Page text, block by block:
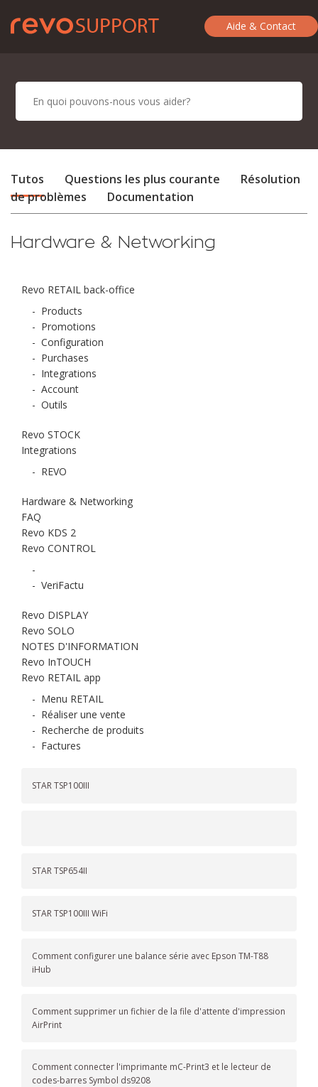
Aide & Contact
Tutos Questions les plus courante
Résolution
de problèmes
Documentation
Hardware & Networking
Revo RETAIL back-office
- Products
- Promotions
- Configuration
- Purchases
- Integrations
- Account
- Outils
Revo STOCK
Integrations
- REVO
Hardware & Networking
FAQ
Revo KDS 2
Revo CONTROL
-
- VeriFactu
Revo DISPLAY
Revo SOLO
NOTES D'INFORMATION
Revo InTOUCH
Revo RETAIL app
- Menu RETAIL
- Réaliser une vente
- Recherche de produits
- Factures
STAR TSP100III
STAR TSP654II
STAR TSP100III WiFi
Comment configurer une balance série avec Epson TM-T88
iHub
Comment supprimer un fichier de la file d'attente d'impression
AirPrint
Comment connecter l'imprimante mC-Print3 et le lecteur de
codes-barres Symbol ds9208